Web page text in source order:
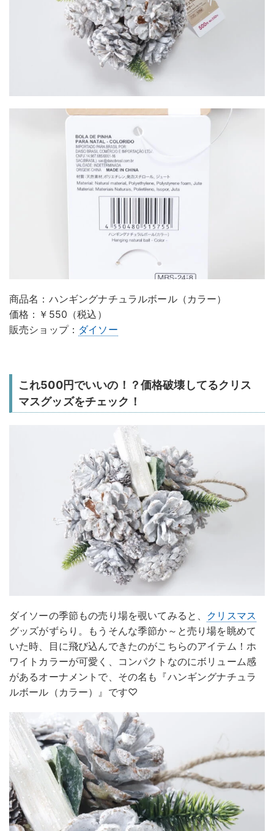
商品名：ハンギングナチュラルボール（カラー）
価格：￥550（税込）
販売ショップ： ダイソー
これ500円でいいの！？価格破壊してるクリス
マスグッズをチェック！
ダイソーの季節もの売り場を覗いてみると、 クリスマス
グッズがずらり。もうそんな季節か～と売り場を眺めて
いた時、目に飛び込んできたのがこちらのアイテム！ホ
ワイトカラーが可愛く、コンパクトなのにボリューム感
があるオーナメントで、その名も『ハンギングナチュラ
ルボール（カラー）』です♡